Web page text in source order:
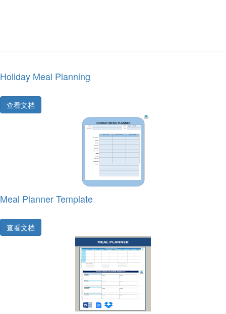
Holiday Meal Planning
查看文档
Meal Planner Template
查看文档